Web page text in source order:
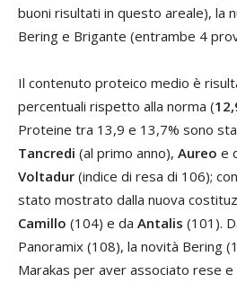
buoni risultati in questo areale), la
Bering e Brigante (entrambe 4
Il contenuto proteico medio è
percentuali rispetto alla norma (
Proteine tra 13,9 e 13,7% sono
Tancredi (al primo anno), Aureo e
Voltadur (indice di resa di 106);
stato mostrato dalla nuova
Camillo (104) e da Antalis (101).
Panoramix (108), la novità Bering
Marakas per aver associato rese